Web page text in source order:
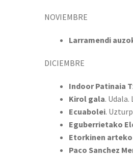
NOVIEMBRE
Larramendi
DICIEMBRE
Indoor Patinaia
Kirol gala.
Ecuabolei.
Eguberrietako
Etorkinen
Paco Sanchez